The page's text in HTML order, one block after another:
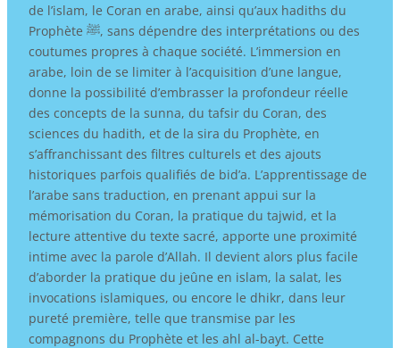
de l’islam, le Coran en arabe, ainsi qu’aux hadiths du
Prophète ﷺ, sans dépendre des interprétations ou des
coutumes propres à chaque société. L’immersion en
arabe, loin de se limiter à l’acquisition d’une langue,
donne la possibilité d’embrasser la profondeur réelle
des concepts de la sunna, du tafsir du Coran, des
sciences du hadith, et de la sira du Prophète, en
s’affranchissant des filtres culturels et des ajouts
historiques parfois qualifiés de bid’a. L’apprentissage de
l’arabe sans traduction, en prenant appui sur la
mémorisation du Coran, la pratique du tajwid, et la
lecture attentive du texte sacré, apporte une proximité
intime avec la parole d’Allah. Il devient alors plus facile
d’aborder la pratique du jeûne en islam, la salat, les
invocations islamiques, ou encore le dhikr, dans leur
pureté première, telle que transmise par les
compagnons du Prophète et les ahl al-bayt. Cette